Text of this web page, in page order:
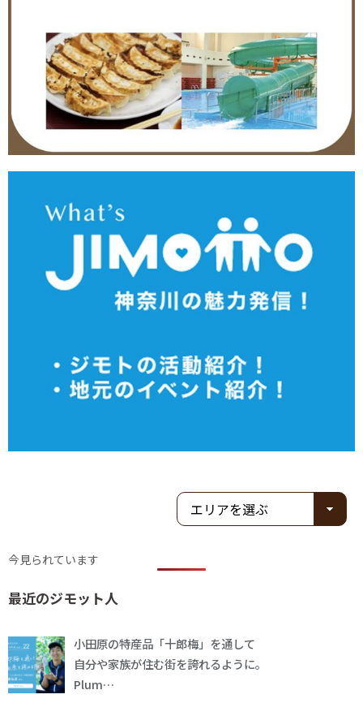
今見られています
最近のジモット人
小田原の特産品「十郎梅」を通して
自分や家族が住む街を誇れるように。
Plum…